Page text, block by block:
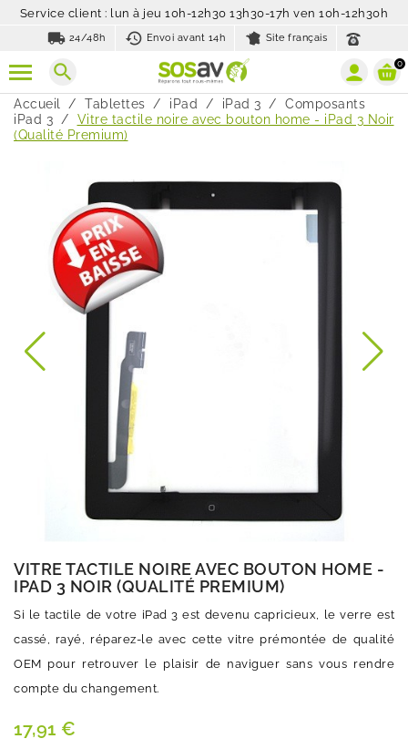
Service client : lun à jeu 10h-12h30 13h30-17h ven 10h-12h30h
local_shipping 24/48h history_toggle_off
Envoi avant 14h Site français
search 0
Accueil Tablettes iPad iPad 3
Composants
iPad 3
Vitre tactile noire avec bouton home - iPad 3 Noir
(Qualité Premium)
VITRE TACTILE NOIRE AVEC BOUTON HOME -
IPAD 3 NOIR (QUALITÉ PREMIUM)
Si le tactile de votre iPad 3 est devenu capricieux, le verre est
cassé, rayé, réparez-le avec cette vitre prémontée de qualité
OEM pour retrouver le plaisir de naviguer sans vous rendre
compte du changement.
17,91 €